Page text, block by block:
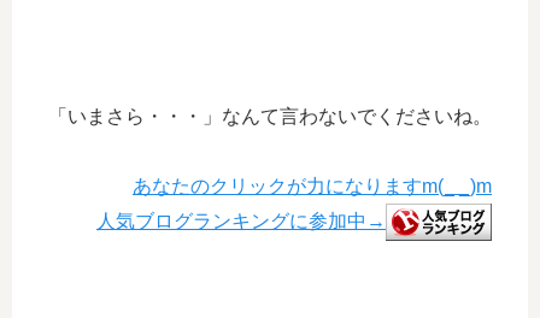
「いまさら・・・」なんて言わないでくださいね。
あなたのクリックが力になりますm(_ _)m
人気ブログランキングに参加中→